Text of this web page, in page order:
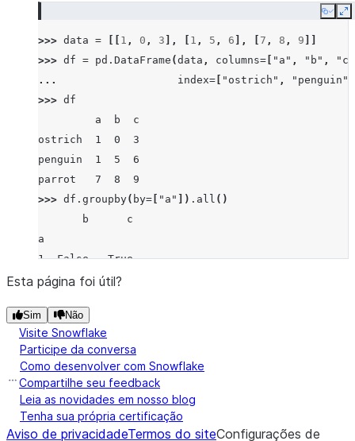
Copy
>>> data = 1 , 0 , 3 ], 1 , 5 , 6 ], 7 , 8 , 9
>>> df = pd . DataFrame (data , columns= "a" , "b" ,
"c"
...
index= "ostrich" , "penguin"
>>> df
         a  b  c
ostrich  1  0  3
penguin  1  5  6
parrot   7  8  9
>>> df . groupby( by= "a" ]) . all ()
       b      c
a
1  False   True
7   True   True
Esta página foi útil?
Sim Não
Visite Snowflake
Participe da conversa
Como desenvolver com Snowflake
Compartilhe seu feedback
Leia as novidades em nosso blog
Tenha sua própria certificação
Aviso de privacidadeTermos do siteConfigurações de